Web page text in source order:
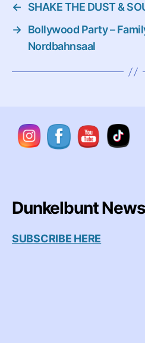
←
SHAKE THE DUST &
→ Bollywood Party –
Nordbahnsaal
Dunkelbunt
SUBSCRIBE HERE